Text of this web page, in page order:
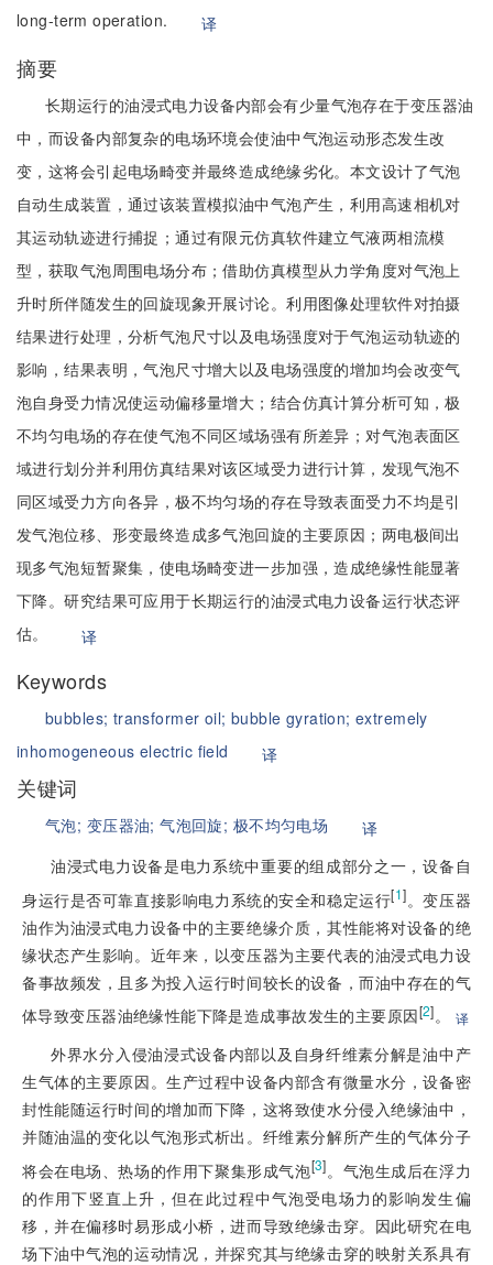
long-term operation. 译
摘要
长期运行的油浸式电力设备内部会有少量气泡存在于变压器油
中，而设备内部复杂的电场环境会使油中气泡运动形态发生改
变，这将会引起电场畸变并最终造成绝缘劣化。本文设计了气泡
自动生成装置，通过该装置模拟油中气泡产生，利用高速相机对
其运动轨迹进行捕捉；通过有限元仿真软件建立气液两相流模
型，获取气泡周围电场分布；借助仿真模型从力学角度对气泡上
升时所伴随发生的回旋现象开展讨论。利用图像处理软件对拍摄
结果进行处理，分析气泡尺寸以及电场强度对于气泡运动轨迹的
影响，结果表明，气泡尺寸增大以及电场强度的增加均会改变气
泡自身受力情况使运动偏移量增大；结合仿真计算分析可知，极
不均匀电场的存在使气泡不同区域场强有所差异；对气泡表面区
域进行划分并利用仿真结果对该区域受力进行计算，发现气泡不
同区域受力方向各异，极不均匀场的存在导致表面受力不均是引
发气泡位移、形变最终造成多气泡回旋的主要原因；两电极间出
现多气泡短暂聚集，使电场畸变进一步加强，造成绝缘性能显著
下降。研究结果可应用于长期运行的油浸式电力设备运行状态评
估。
译
Keywords
bubbles; transformer oil; bubble gyration;extremely
inhomogeneous electric field
译
关键词
气泡; 变压器油;气泡回旋; 极不均匀电场
译
油浸式电力设备是电力系统中重要的组成部分之一，设备自
身运行是否可靠直接影响电力系统的安全和稳定运行[1]。变压器
油作为油浸式电力设备中的主要绝缘介质，其性能将对设备的绝
缘状态产生影响。近年来，以变压器为主要代表的油浸式电力设
备事故频发，且多为投入运行时间较长的设备，而油中存在的气
体导致变压器油绝缘性能下降是造成事故发生的主要原因[2]。 译
外界水分入侵油浸式设备内部以及自身纤维素分解是油中产
生气体的主要原因。生产过程中设备内部含有微量水分，设备密
封性能随运行时间的增加而下降，这将致使水分侵入绝缘油中，
并随油温的变化以气泡形式析出。纤维素分解所产生的气体分子
将会在电场、热场的作用下聚集形成气泡[3]。气泡生成后在浮力
的作用下竖直上升，但在此过程中气泡受电场力的影响发生偏
移，并在偏移时易形成小桥，进而导致绝缘击穿。因此研究在电
场下油中气泡的运动情况，并探究其与绝缘击穿的映射关系具有